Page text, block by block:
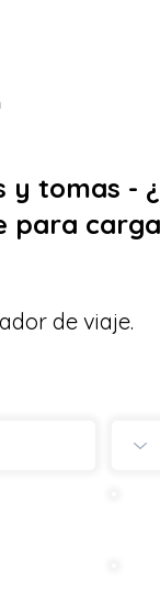
y tomas -
para
de viaje.